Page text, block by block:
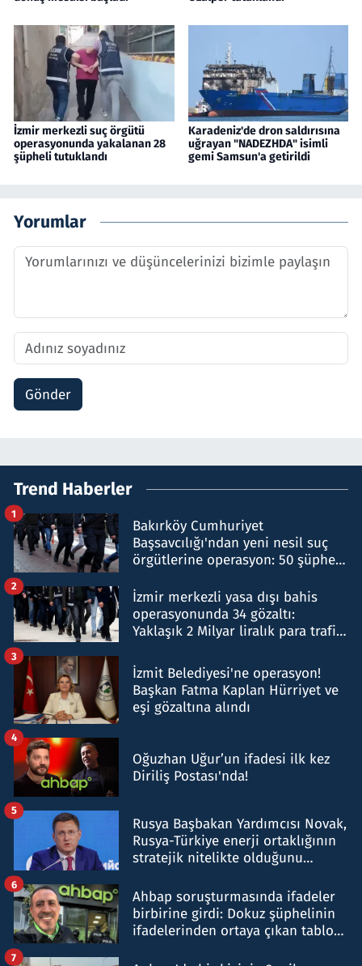
İzmir merkezli suç örgütü
operasyonunda yakalanan 28
şüpheli tutuklandı
Karadeniz'de dron saldırısına
uğrayan "NADEZHDA" isimli
gemi Samsun'a getirildi
Yorumlar
Gönder
Trend Haberler
Bakırköy Cumhuriyet
Başsavcılığı'ndan yeni nesil suç
örgütlerine operasyon: 50 şüpheli
1
İzmir merkezli yasa dışı bahis
operasyonunda 34 gözaltı:
Yaklaşık 2 Milyar liralık para trafiği
2
İzmit Belediyesi'ne operasyon!
Başkan Fatma Kaplan Hürriyet ve
eşi gözaltına alındı
3
Oğuzhan Uğur’un ifadesi ilk kez
Diriliş Postası'nda!
4
Rusya Başbakan Yardımcısı Novak,
Rusya-Türkiye enerji ortaklığının
stratejik nitelikte olduğunu
5
Ahbap soruşturmasında ifadeler
birbirine girdi: Dokuz şüphelinin
ifadelerinden ortaya çıkan tablo
6
7